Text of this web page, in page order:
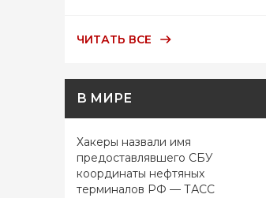
ЧИТАТЬ ВСЕ
В МИРЕ
Хакеры назвали имя
предоставлявшего СБУ
координаты нефтяных
терминалов РФ — ТАСС